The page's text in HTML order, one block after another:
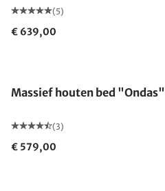
(5)
€ 639,00
Massief houten bed "Ondas"
(3)
€ 579,00